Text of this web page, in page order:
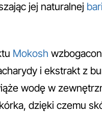
jej naturalnej
Mokosh
i ekstrakt z
wodę w
dzięki czemu